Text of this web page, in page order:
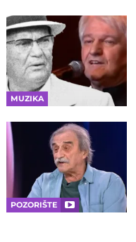
MUZIKA
POZORIŠTE